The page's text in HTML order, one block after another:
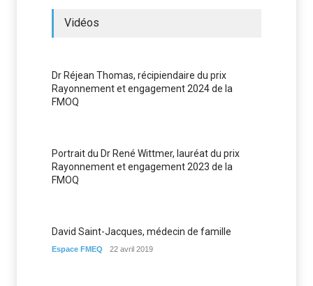
Vidéos
Dr Réjean Thomas, récipiendaire du prix
Rayonnement et engagement 2024 de la
FMOQ
Portrait du Dr René Wittmer, lauréat du prix
Rayonnement et engagement 2023 de la
FMOQ
David Saint-Jacques, médecin de famille
Espace FMEQ 22 avril 2019